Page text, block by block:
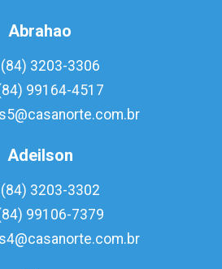
Abrahao
(84) 3203-3306
99164-4517
Adeilson
(84) 3203-3302
99106-7379